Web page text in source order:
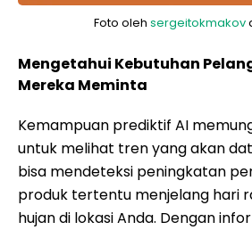
Foto oleh sergeitokmakov
Mengetahui Kebutuhan
Mereka Meminta
Kemampuan prediktif AI
untuk melihat tren yang akan
bisa mendeteksi peningkatan
produk tertentu menjelang hari
hujan di lokasi Anda. Dengan